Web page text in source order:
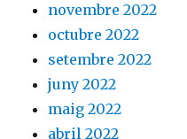
novembre 2022
octubre 2022
setembre 2022
juny 2022
maig 2022
abril 2022